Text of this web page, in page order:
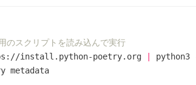
スクリプトを読み込んで実行
install.python-poetry.org
python3
metadata